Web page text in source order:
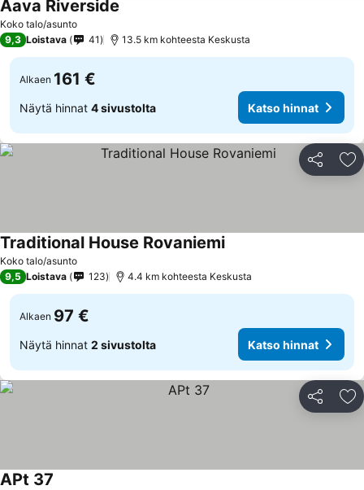
Koko talo/asunto
Aava Riverside
9,3 Loistava 41 13.5 km kohteesta Keskusta
Alkaen 161 €
Näytä hinnat 4 sivustolta Katso hinnat
Jaa
Koko talo/asunto
Traditional House Rovaniemi
9,5 Loistava 123 4.4 km kohteesta Keskusta
Alkaen 97 €
Näytä hinnat 2 sivustolta Katso hinnat
Jaa
APt 37